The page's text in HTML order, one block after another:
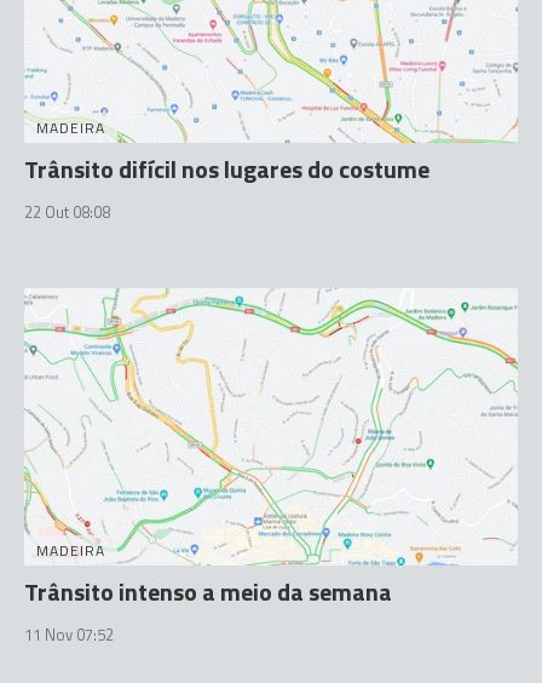
MADEIRA
Trânsito difícil nos lugares do costume
22 Out 08:08
MADEIRA
Trânsito intenso a meio da semana
11 Nov 07:52